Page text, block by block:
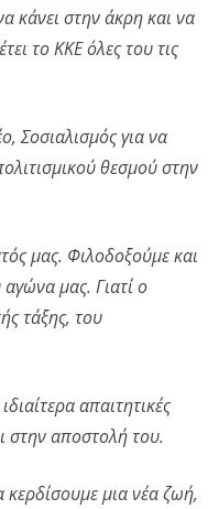
κάνει στην άκρη και να
το ΚΚΕ όλες του τις
Σοσιαλισμός για να
θεσμού στην
μας. Φιλοδοξούμε και
μας. Γιατί ο
τάξης, του
απαιτητικές
στην αποστολή του.
μια νέα ζωή,